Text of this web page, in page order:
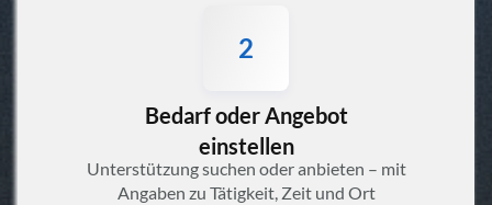
2
Bedarf oder Angebot
einstellen
Unterstützung suchen oder anbieten – mit
Angaben zu Tätigkeit, Zeit und Ort